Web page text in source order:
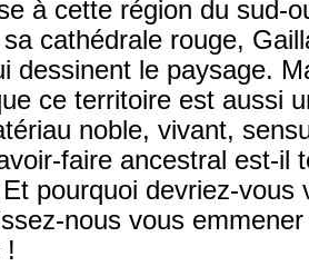
à cette région du sud-
sa cathédrale rouge,
dessinent le paysage.
ce territoire est aussi
noble, vivant,
faire ancestral est-il
pourquoi devriez-vous
nous vous
!